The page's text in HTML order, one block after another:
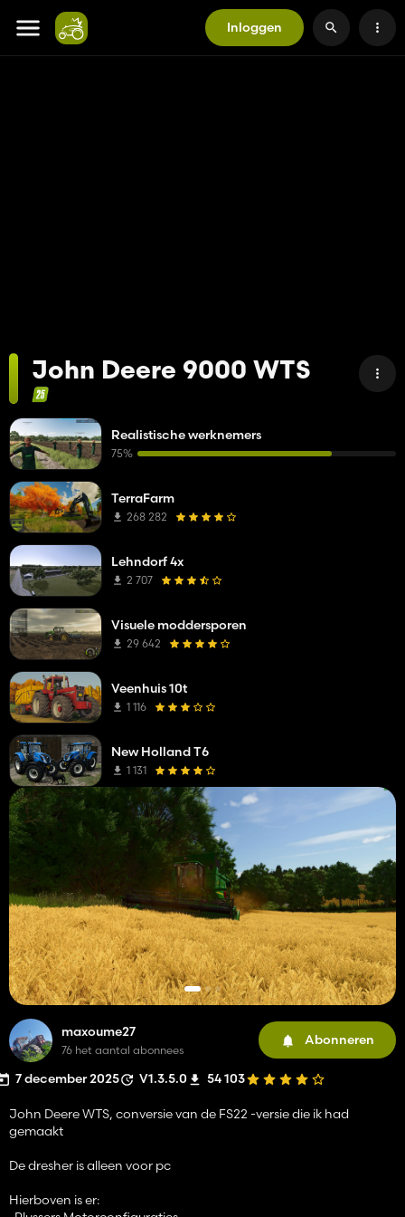
Inloggen
John Deere 9000 WTS
maxoume27
76 het aantal abonnees
Abonneren
7 december 2025 V1.3.5.0 54 103
John Deere WTS, conversie van de FS22 -versie die ik had
gemaakt
De dresher is alleen voor pc
Hierboven is er:
Realistische werknemers
75%
TerraFarm
268 282
Lehndorf 4x
2 707
Visuele moddersporen
29 642
Veenhuis 10t
1 116
New Holland T6
1 131